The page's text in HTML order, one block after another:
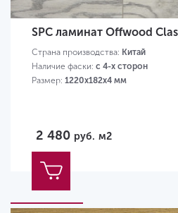
SPC ламинат Offwood
Страна производства: Китай
Наличие фаски: с 4-х сторон
Размер: 1220х182х4 мм
2 480 руб. м2